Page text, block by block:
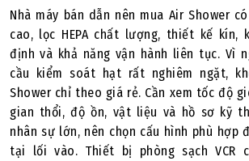
Nhà máy bán dẫn nên mua Air Shower
cao, lọc HEPA chất lượng, thiết kế kín,
định và khả năng vận hành liên tục. Vì
cầu kiểm soát hạt rất nghiêm ngặt,
Shower chỉ theo giá rẻ. Cần xem tốc độ
gian thổi, độ ồn, vật liệu và hồ sơ kỹ
nhân sự lớn, nên chọn cấu hình phù hợp
tại lối vào. Thiết bị phòng sạch VCR